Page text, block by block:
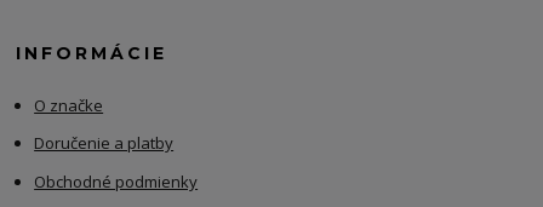
INFORMÁCIE
O značke
Doručenie a platby
Obchodné podmienky